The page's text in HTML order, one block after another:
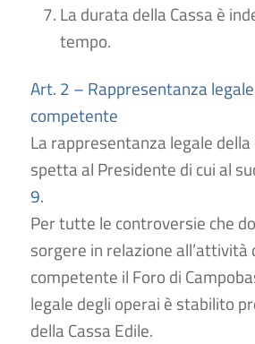
La durata della Cassa è
tempo.
Art. 2 – Rappresentanza
competente
La rappresentanza legale della
spetta al Presidente di cui al
9.
Per tutte le controversie che
sorgere in relazione all’attività
competente il Foro di
legale degli operai è stabilito
della Cassa Edile.